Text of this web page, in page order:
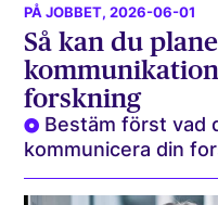
PÅ JOBBET, 2026-06-01
Så kan du
forskning
Bestäm först vad
kommunicera din